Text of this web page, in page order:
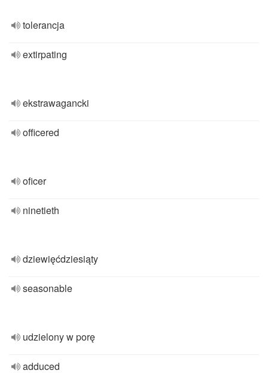
tolerancja
extirpating
ekstrawagancki
officered
oficer
ninetieth
dziewięćdziesiąty
seasonable
udzielony w porę
adduced